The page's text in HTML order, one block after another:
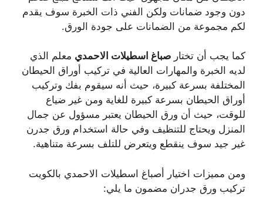
دون وجود ضمانات ولكن الفني ذات الخبرة سوف يقدم
لكم مجموعة من الضمانات على جودة الورق.
كما يجب أن تختار صباغ اسطيلات الاحمدي معلم الذي
لديه الخبرة والمهارات العالية في تركيب أوراق الحيطان
المختلفة بسرعة كبيرة، حيث أنه سيقوم بفك وتركيب
أوراق الحيطان بسرعة كبيرة للغاية ومن غير ضياع
للوقت، حيث أن ورق الحيطان يعتبر مسؤول عن جمال
المنزل ويحتاج للتنظيف وفي حالة استخدام ورق جدرن
غير جيد سوف ينقطع ويتعرض للتلف بسرعة متناهية.
ومن مميزات اختيار أصباغ اسطيلات الاحمدي بالكويت
تركيب ورق جدران مضمون ما يلي: